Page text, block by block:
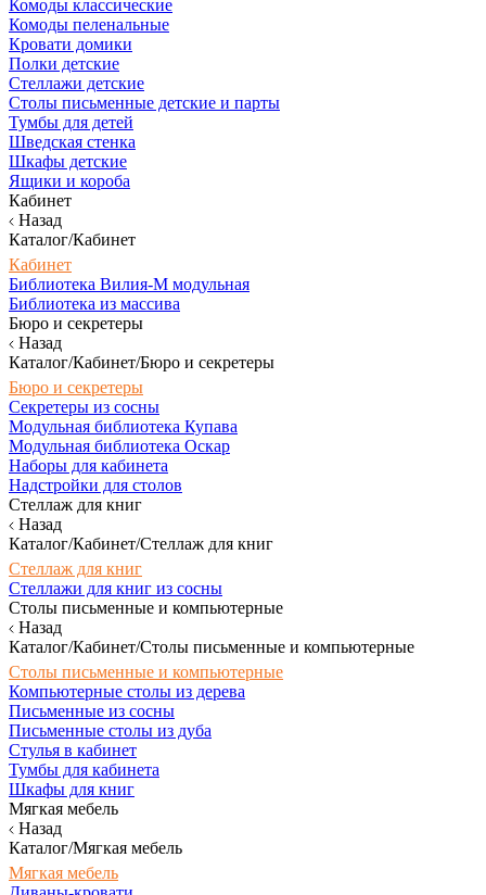
Комоды классические
Комоды пеленальные
Кровати домики
Полки детские
Стеллажи детские
Столы письменные детские и парты
Тумбы для детей
Шведская стенка
Шкафы детские
Ящики и короба
Кабинет
Назад
Каталог/Кабинет
Кабинет
Библиотека Вилия-М модульная
Библиотека из массива
Бюро и секретеры
Назад
Каталог/Кабинет/Бюро и секретеры
Бюро и секретеры
Секретеры из сосны
Модульная библиотека Купава
Модульная библиотека Оскар
Наборы для кабинета
Надстройки для столов
Стеллаж для книг
Назад
Каталог/Кабинет/Стеллаж для книг
Стеллаж для книг
Стеллажи для книг из сосны
Столы письменные и компьютерные
Назад
Каталог/Кабинет/Столы письменные и компьютерные
Столы письменные и компьютерные
Компьютерные столы из дерева
Письменные из сосны
Письменные столы из дуба
Стулья в кабинет
Тумбы для кабинета
Шкафы для книг
Мягкая мебель
Назад
Каталог/Мягкая мебель
Мягкая мебель